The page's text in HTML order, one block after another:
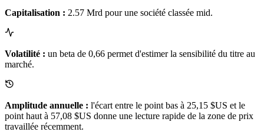
Capitalisation : 2.57 Mrd pour une société classée mid.
Volatilité : un beta de 0,66 permet d'estimer la sensibilité du titre au
marché.
Amplitude annuelle : l'écart entre le point bas à 25,15 $US et le
point haut à 57,08 $US donne une lecture rapide de la zone de prix
travaillée récemment.